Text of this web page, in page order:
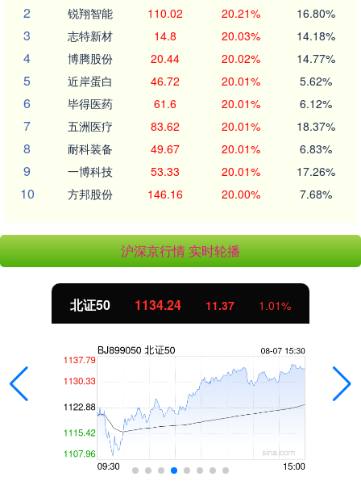
2 锐翔智能 110.02 20.21% 16.80%
3 志特新材 14.8 20.03% 14.18%
4 博腾股份 20.44 20.02% 14.77%
5 近岸蛋白 46.72 20.01% 5.62%
6 毕得医药 61.6 20.01% 6.12%
7 五洲医疗 83.62 20.01% 18.37%
8 耐科装备 49.67 20.01% 6.83%
9 一博科技 53.33 20.01% 17.26%
10 方邦股份 146.16 20.00% 7.68%
沪深京行情 实时轮播
北证50 1134.24 11.37 1.01%